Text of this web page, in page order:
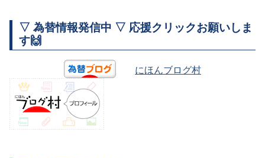
▽ 為替情報発信中 ▽ 応援クリックお願いしま
す🙌
にほんブログ村